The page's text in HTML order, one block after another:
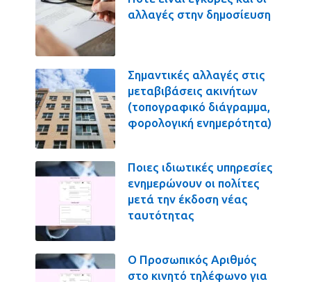
αλλαγές στην δημοσίευση
Σημαντικές αλλαγές στις
μεταβιβάσεις ακινήτων
(τοπογραφικό διάγραμμα,
φορολογική ενημερότητα)
Ποιες ιδιωτικές υπηρεσίες
ενημερώνουν οι πολίτες
μετά την έκδοση νέας
ταυτότητας
Ο Προσωπικός Αριθμός
στο κινητό τηλέφωνο για